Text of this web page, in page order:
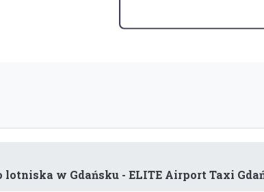
w Gdańsku - ELITE Airport Taxi